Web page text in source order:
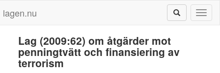
lagen.nu
Lag (2009:62) om åtgärder mot
penningtvätt och finansiering av
terrorism